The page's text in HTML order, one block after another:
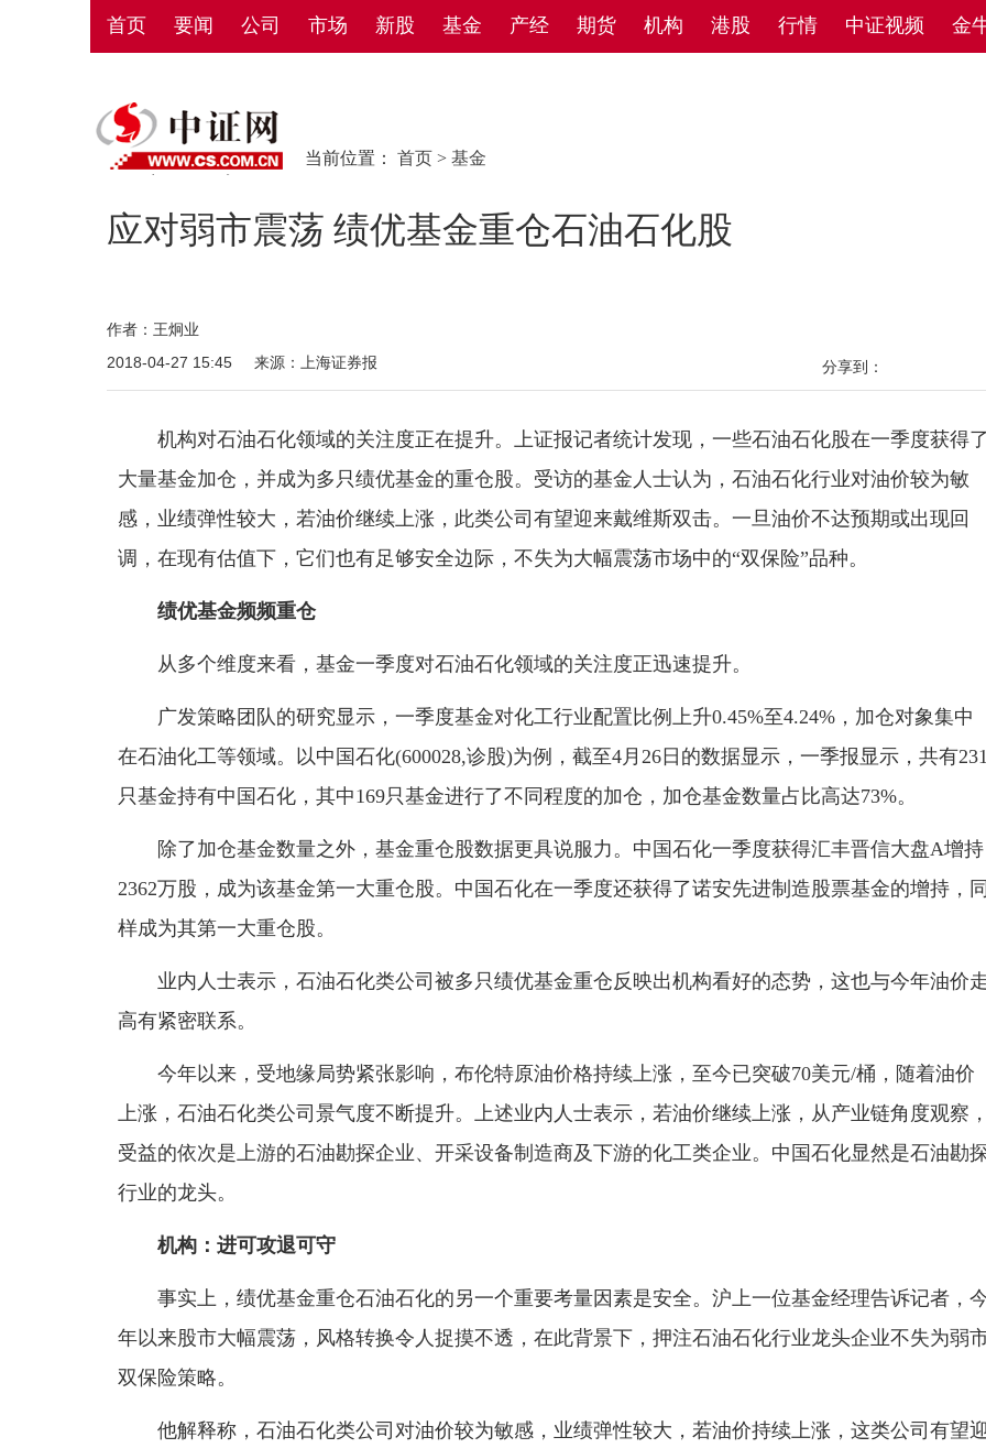
首页 要闻 公司 市场 新股 基金 产经 期货 机构 港股 行情 中证视频 金
当前位置： 首页 > 基金
应对弱市震荡 绩优基金重仓石油石化股
作者：王炯业
2018-04-27 15:45
来源：上海证券报 分享到：
机构对石油石化领域的关注度正在提升。上证报记者统计发现，一些石油石化股在一季度获得了
大量基金加仓，并成为多只绩优基金的重仓股。受访的基金人士认为，石油石化行业对油价较为敏
感，业绩弹性较大，若油价继续上涨，此类公司有望迎来戴维斯双击。一旦油价不达预期或出现回
调，在现有估值下，它们也有足够安全边际，不失为大幅震荡市场中的“双保险”品种。
绩优基金频频重仓
从多个维度来看，基金一季度对石油石化领域的关注度正迅速提升。
广发策略团队的研究显示，一季度基金对化工行业配置比例上升0.45%至4.24%，加仓对象集中
在石油化工等领域。以中国石化(600028,诊股)为例，截至4月26日的数据显示，一季报显示，共有231
只基金持有中国石化，其中169只基金进行了不同程度的加仓，加仓基金数量占比高达73%。
除了加仓基金数量之外，基金重仓股数据更具说服力。中国石化一季度获得汇丰晋信大盘A增持
2362万股，成为该基金第一大重仓股。中国石化在一季度还获得了诺安先进制造股票基金的增持，同
样成为其第一大重仓股。
业内人士表示，石油石化类公司被多只绩优基金重仓反映出机构看好的态势，这也与今年油价
高有紧密联系。
今年以来，受地缘局势紧张影响，布伦特原油价格持续上涨，至今已突破70美元/桶，随着油价
上涨，石油石化类公司景气度不断提升。上述业内人士表示，若油价继续上涨，从产业链角度观察，
受益的依次是上游的石油勘探企业、开采设备制造商及下游的化工类企业。中国石化显然是石油勘
行业的龙头。
机构：进可攻退可守
事实上，绩优基金重仓石油石化的另一个重要考量因素是安全。沪上一位基金经理告诉记者，
年以来股市大幅震荡，风格转换令人捉摸不透，在此背景下，押注石油石化行业龙头企业不失为弱
双保险策略。
他解释称，石油石化类公司对油价较为敏感，业绩弹性较大，若油价持续上涨，这类公司有望迎